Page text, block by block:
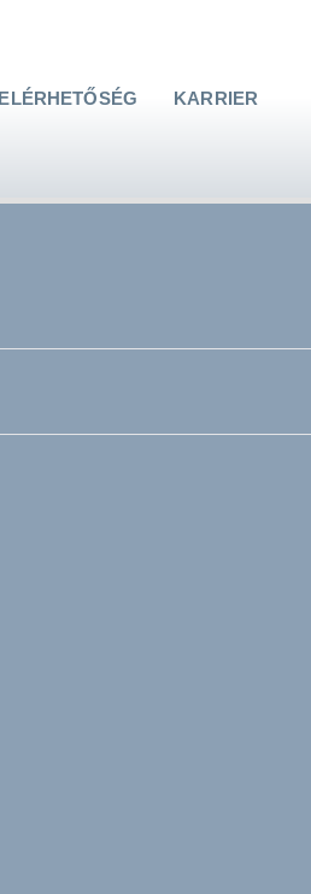
ELÉRHETŐSÉG KARRIER